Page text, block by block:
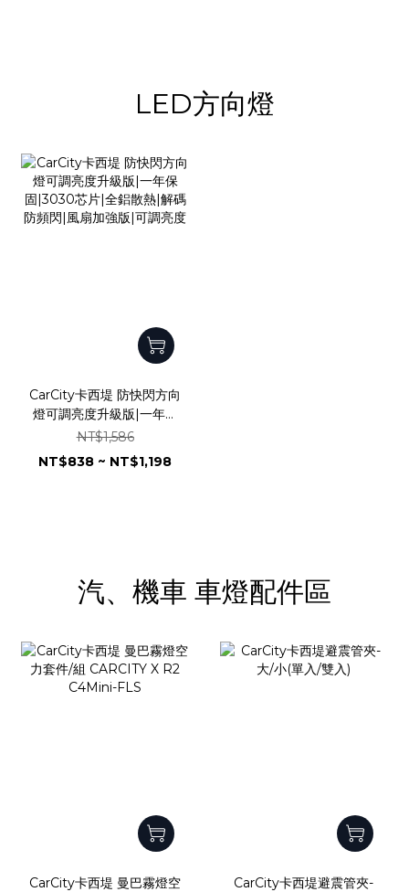
LED方向燈
CarCity卡西堤 防快閃方向
燈可調亮度升級版|一年保
固|3030芯片|全鋁散熱|解
碼防頻閃|風扇加強版|可調
亮度
NT$1,586
NT$838 ~ NT$1,198
汽、機車 車燈配件區
CarCity卡西堤 曼巴霧燈空
CarCity卡西堤避震管夾-